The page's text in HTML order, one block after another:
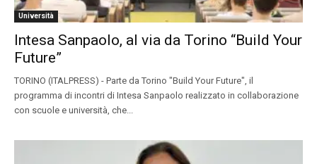
Università
Intesa Sanpaolo, al via da Torino “Build Your
Future”
TORINO (ITALPRESS) - Parte da Torino "Build Your Future", il
programma di incontri di Intesa Sanpaolo realizzato in collaborazione
con scuole e università, che...